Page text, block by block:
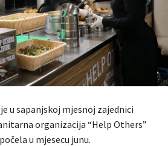
u sapanjskoj mjesnoj zajednici
organizacija “Help Others”
u mjesecu junu.